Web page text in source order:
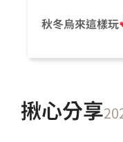
秋冬烏來這樣玩
揪心分享